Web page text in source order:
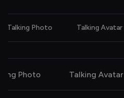
Talking Photo Talking Avatar
Photo Talking Avatar